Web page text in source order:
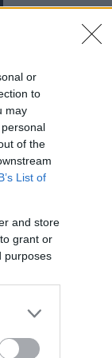
or
to
may
of the
List of
and store
grant or
purposes